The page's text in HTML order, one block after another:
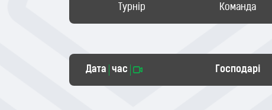
Турнір Команда
Дата час Господарі